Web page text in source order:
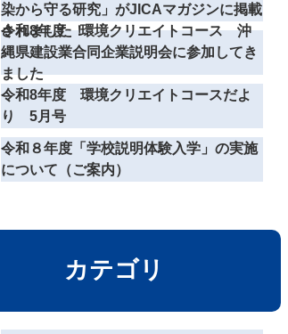
染から守る研究」がJICAマガジンに掲載
されました！
令和8年度 環境クリエイトコース 沖
縄県建設業合同企業説明会に参加してき
ました
令和8年度 環境クリエイトコースだよ
り 5月号
令和８年度「学校説明体験入学」の実施
について（ご案内）
カテゴリ